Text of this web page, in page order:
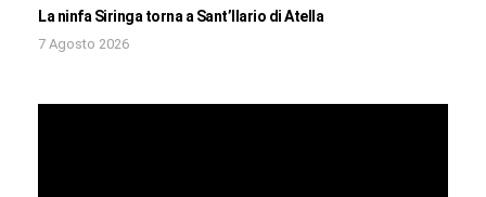
La ninfa Siringa torna a Sant’Ilario di Atella
7 Agosto 2026